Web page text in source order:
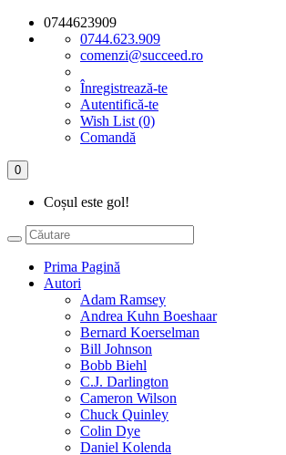
0744623909
0744.623.909
comenzi@succeed.ro
Înregistrează-te
Autentifică-te
Wish List (0)
Comandă
0
Coșul este gol!
Prima Pagină
Autori
Adam Ramsey
Andrea Kuhn Boeshaar
Bernard Koerselman
Bill Johnson
Bobb Biehl
C.J. Darlington
Cameron Wilson
Chuck Quinley
Colin Dye
Daniel Kolenda